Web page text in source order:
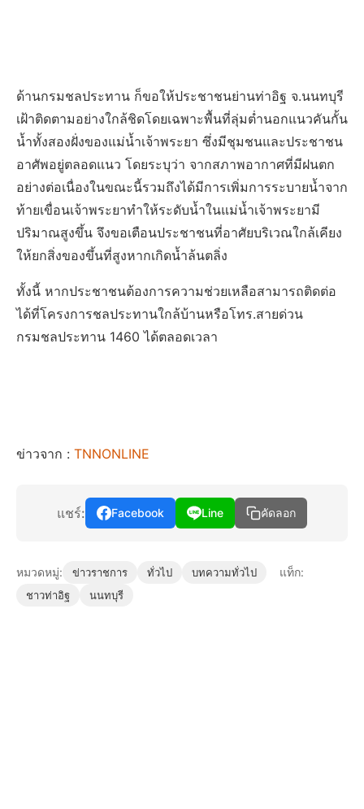
ด้านกรมชลประทาน ก็ขอให้ประชาชนย่านท่าอิฐ จ.นนทบุรี
เฝ้าติดตามอย่างใกล้ชิดโดยเฉพาะพื้นที่ลุ่มต่ำนอกแนวคันกั้น
น้ำทั้งสองฝั่งของแม่น้ำเจ้าพระยา ซึ่งมีชุมชนและประชาชน
อาศัพอยู่ตลอดแนว โดยระบุว่า จากสภาพอากาศที่มีฝนตก
อย่างต่อเนื่องในขณะนี้รวมถึงได้มีการเพิ่มการระบายน้ำจาก
ท้ายเขื่อนเจ้าพระยาทำให้ระดับน้ำในแม่น้ำเจ้าพระยามี
ปริมาณสูงขึ้น จึงขอเตือนประชาชนที่อาศัยบริเวณใกล้เคียง
ให้ยกสิ่งของขึ้นที่สูงหากเกิดน้ำล้นตลิ่ง
ทั้งนี้ หากประชาชนต้องการความช่วยเหลือสามารถติดต่อ
ได้ที่โครงการชลประทานใกล้บ้านหรือโทร.สายด่วน
กรมชลประทาน 1460 ได้ตลอดเวลา
ข่าวจาก : TNNONLINE
แชร์: Facebook Line คัดลอก
หมวดหมู่: ข่าวราชการ ทั่วไป บทความทั่วไป แท็ก:
ชาวท่าอิฐ นนทบุรี